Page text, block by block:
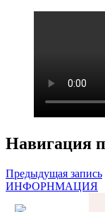
Навигация
Предыдущая запись
ИНФОРНМАЦИЯ